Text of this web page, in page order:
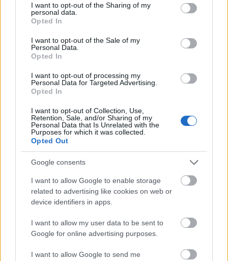
not limited to your visit or usage behaviour. You may click to
grant or deny consent to Google and its third-party tags to
use your data for below specified purposes in below Google
consent section.
I want to opt-out of the Sharing of my
personal data.
Opted In
I want to opt-out of the Sale of my
Personal Data.
Opted In
I want to opt-out of processing my
Personal Data for Targeted Advertising.
Opted In
I want to opt-out of Collection, Use,
Retention, Sale, and/or Sharing of my
Personal Data that Is Unrelated with the
Purposes for which it was collected.
Opted Out
Google consents
I want to allow Google to enable storage
related to advertising like cookies on web or
device identifiers in apps.
I want to allow my user data to be sent to
Google for online advertising purposes.
I want to allow Google to send me
Nyerj páros Cinema City mozijegyet!
A Mafab.hu jóvoltából most egy páros mozijegyet
előadásra beválthattok a Cinema City mozijaiban.
Ehhez nem kell mást tennetek, mint december 9.
smokingbarrelsinfo[kukac]gmail[pont]com e-mail
címre az alábbi kérdésre a választ: a Mafab…